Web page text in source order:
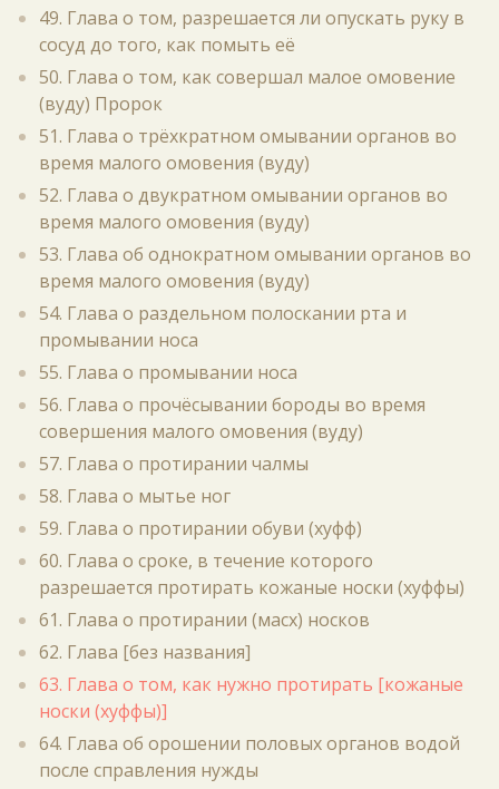
49. Глава о том, разрешается ли опускать руку в
сосуд до того, как помыть её
50. Глава о том, как совершал малое омовение
(вуду) Пророк
51. Глава о трёхкратном омывании органов во
время малого омовения (вуду)
52. Глава о двукратном омывании органов во
время малого омовения (вуду)
53. Глава об однократном омывании органов во
время малого омовения (вуду)
54. Глава о раздельном полоскании рта и
промывании носа
55. Глава о промывании носа
56. Глава о прочёсывании бороды во время
совершения малого омовения (вуду)
57. Глава о протирании чалмы
58. Глава о мытье ног
59. Глава о протирании обуви (хуфф)
60. Глава о сроке, в течение которого
разрешается протирать кожаные носки (хуффы)
61. Глава о протирании (масх) носков
62. Глава [без названия]
63. Глава о том, как нужно протирать [кожаные
носки (хуффы)]
64. Глава об орошении половых органов водой
после справления нужды